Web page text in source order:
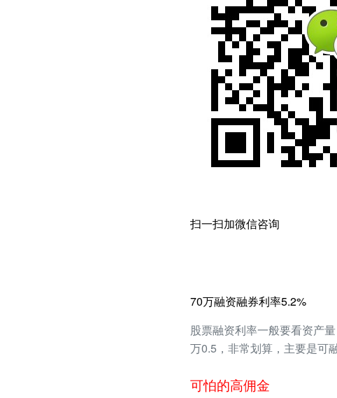
扫一扫加微信咨询
70万融资融券利率5.2%
股票融资利率一般要看资产
万0.5，非常划算，主要是可
可怕的高佣金